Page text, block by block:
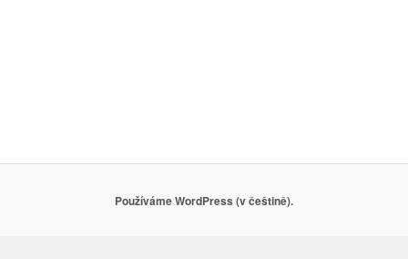
Používáme WordPress (v češtině).